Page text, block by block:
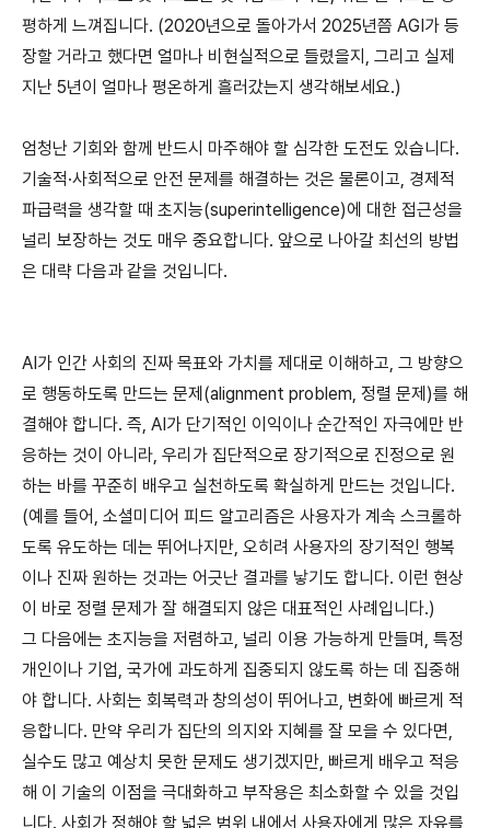
평하게 느껴집니다. (2020년으로 돌아가서 2025년쯤 AGI가 등
장할 거라고 했다면 얼마나 비현실적으로 들렸을지, 그리고 실제
지난 5년이 얼마나 평온하게 흘러갔는지 생각해보세요.)
엄청난 기회와 함께 반드시 마주해야 할 심각한 도전도 있습니다.
기술적·사회적으로 안전 문제를 해결하는 것은 물론이고, 경제적
파급력을 생각할 때 초지능(superintelligence)에 대한 접근성을
널리 보장하는 것도 매우 중요합니다. 앞으로 나아갈 최선의 방법
은 대략 다음과 같을 것입니다.
AI가 인간 사회의 진짜 목표와 가치를 제대로 이해하고, 그 방향으
로 행동하도록 만드는 문제(alignment problem, 정렬 문제)를 해
결해야 합니다. 즉, AI가 단기적인 이익이나 순간적인 자극에만 반
응하는 것이 아니라, 우리가 집단적으로 장기적으로 진정으로 원
하는 바를 꾸준히 배우고 실천하도록 확실하게 만드는 것입니다.
(예를 들어, 소셜미디어 피드 알고리즘은 사용자가 계속 스크롤하
도록 유도하는 데는 뛰어나지만, 오히려 사용자의 장기적인 행복
이나 진짜 원하는 것과는 어긋난 결과를 낳기도 합니다. 이런 현상
이 바로 정렬 문제가 잘 해결되지 않은 대표적인 사례입니다.)
그 다음에는 초지능을 저렴하고, 널리 이용 가능하게 만들며, 특정
개인이나 기업, 국가에 과도하게 집중되지 않도록 하는 데 집중해
야 합니다. 사회는 회복력과 창의성이 뛰어나고, 변화에 빠르게 적
응합니다. 만약 우리가 집단의 의지와 지혜를 잘 모을 수 있다면,
실수도 많고 예상치 못한 문제도 생기겠지만, 빠르게 배우고 적응
해 이 기술의 이점을 극대화하고 부작용은 최소화할 수 있을 것입
니다. 사회가 정해야 할 넓은 범위 내에서 사용자에게 많은 자유를